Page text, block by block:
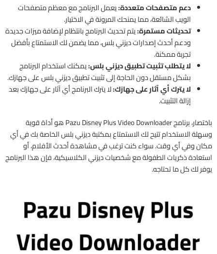
دعم متصفحات متعددة:يعمل البرنامج مع معظم متصفحات
الويب الشائعة، مما يمنحك المرونة في الاختيار.
تحديثات مستمرة:يتم تحديث البرنامج بانتظام لإضافة ميزات جديدة
ودعم أحدث إصدارات ديزني بلس، مما يضمن لك الاستمتاع بأفضل
تجربة ممكنة.
لا يتطلب تثبيت تطبيق ديزني بلس:يمكنك استخدام البرنامج
بشكل مستقل دون الحاجة إلى تثبيت تطبيق ديزني بلس على جهازك.
لا يترك أي آثار على جهازك:لا يترك البرنامج أي آثار على جهازك بعد
إزالة التثبيت.
باختصار، برنامج Pazu Disney Plus Video Downloader هو أداة قوية
وسهلة الاستخدام تتيح لك الاستمتاع بمكتبة ديزني بلس الخاصة بك في أي
مكان وفي أي وقت. سواء كنت ترغب في مشاهدة أحدث الأفلام، أو
استعادة ذكريات الطفولة مع شخصيات ديزني الكلاسيكية، فإن هذا البرنامج
يوفر لك كل ما تحتاجه.